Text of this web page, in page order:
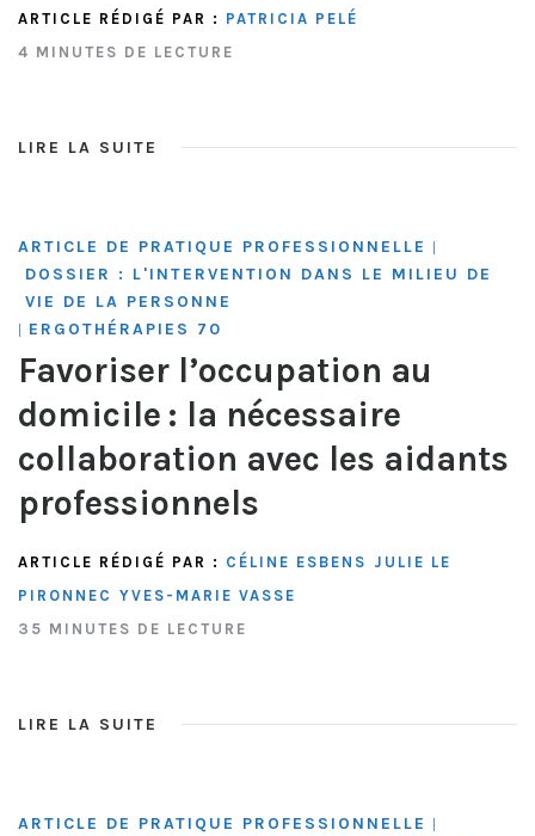
ARTICLE RÉDIGÉ PAR : PATRICIA PELÉ
4 MINUTES DE LECTURE
LIRE LA SUITE
ARTICLE DE PRATIQUE PROFESSIONNELLE |
DOSSIER : L'INTERVENTION DANS LE MILIEU DE
VIE DE LA PERSONNE
| ERGOTHÉRAPIES 70
Favoriser l’occupation au
domicile : la nécessaire
collaboration avec les aidants
professionnels
ARTICLE RÉDIGÉ PAR : CÉLINE ESBENS JULIE LE
PIRONNEC YVES-MARIE VASSE
35 MINUTES DE LECTURE
LIRE LA SUITE
ARTICLE DE PRATIQUE PROFESSIONNELLE |